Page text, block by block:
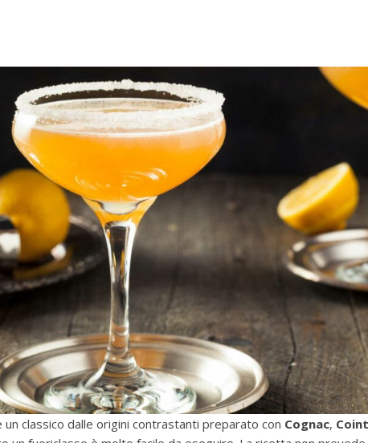
classico dalle origini contrastanti preparato con Cognac,